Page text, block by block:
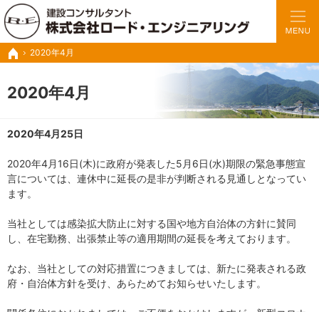
ホーム
2020年4月
2020年4月
豊富な実績と経験で、さまざまな業務に対応いたします。
トンネルの設計・施工管理・調査診断など建設コンサル ロードエンジニアリング
2020年4月25日
2020年4月16日(木)に政府が発表した5月6日(水)期限の緊急事態宣
言については、連休中に延長の是非が判断される見通しとなってい
ます。
当社としては感染拡大防止に対する国や地方自治体の方針に賛同
し、在宅勤務、出張禁止等の適用期間の延長を考えております。
なお、当社としての対応措置につきましては、新たに発表される政
府・自治体方針を受け、あらためてお知らせいたします。